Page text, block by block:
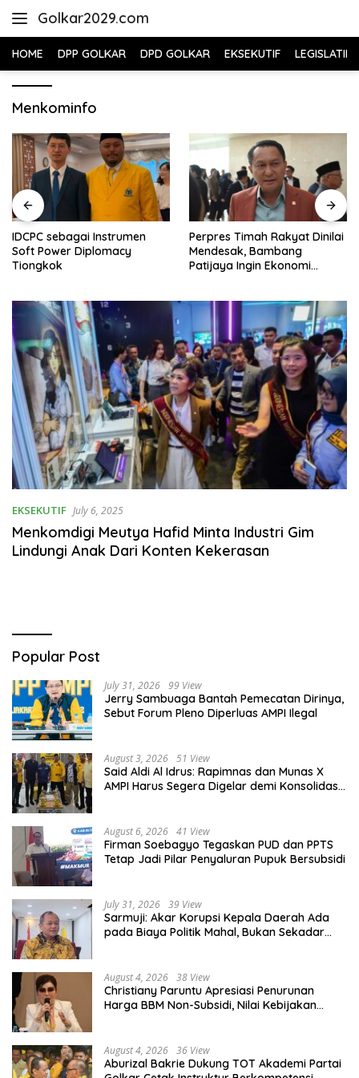
Golkar2029.com
HOME DPP GOLKAR DPD GOLKAR EKSEKUTIF LEGISLATIF
Menkominfo
IDCPC sebagai Instrumen
Soft Power Diplomacy
Tiongkok
Perpres Timah Rakyat Dinilai
Mendesak, Bambang
Patijaya Ingin Ekonomi
EKSEKUTIF July 6, 2025
Menkomdigi Meutya Hafid Minta Industri Gim
Lindungi Anak Dari Konten Kekerasan
Popular Post
July 31, 2026 99 View
Jerry Sambuaga Bantah Pemecatan Dirinya,
Sebut Forum Pleno Diperluas AMPI Ilegal
August 3, 2026 51 View
Said Aldi Al Idrus: Rapimnas dan Munas X
AMPI Harus Segera Digelar demi Konsolidasi
August 6, 2026 41 View
Firman Soebagyo Tegaskan PUD dan PPTS
Tetap Jadi Pilar Penyaluran Pupuk Bersubsidi
July 31, 2026 39 View
Sarmuji: Akar Korupsi Kepala Daerah Ada
pada Biaya Politik Mahal, Bukan Sekadar
August 4, 2026 38 View
Christiany Paruntu Apresiasi Penurunan
Harga BBM Non-Subsidi, Nilai Kebijakan
August 4, 2026 36 View
Aburizal Bakrie Dukung TOT Akademi Partai